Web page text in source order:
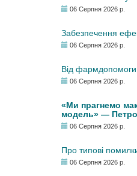
06 Серпня 2026 р.
Забезпечення
06 Серпня 2026 р.
Від
06 Серпня 2026 р.
«Ми прагнемо
модель» — Петро
06 Серпня 2026 р.
Про типові
06 Серпня 2026 р.